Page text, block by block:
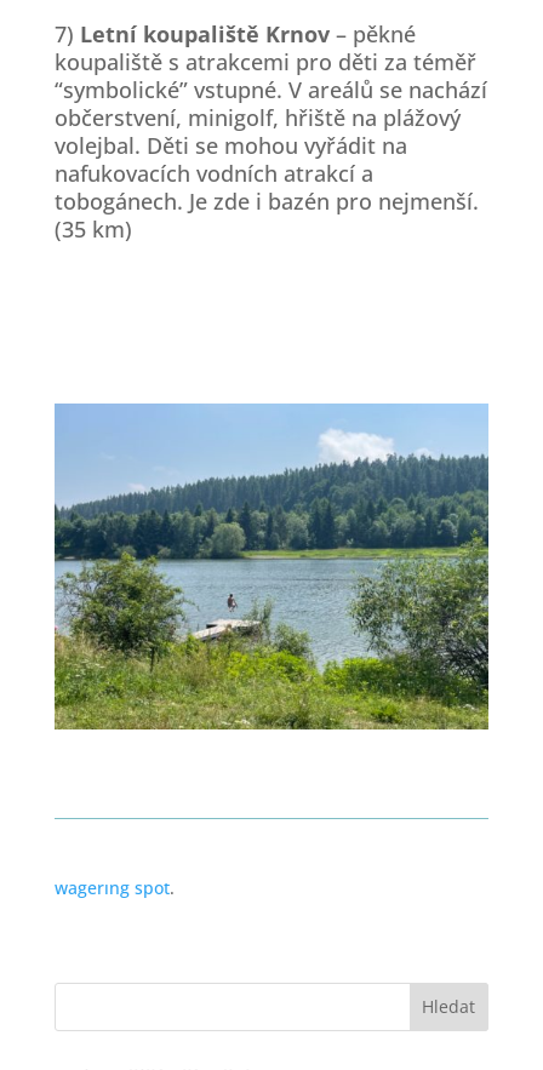
7) Letní koupaliště Krnov– pěkné
koupaliště s atrakcemi pro děti za téměř
“symbolické” vstupné. V areálů se nachází
občerstvení, minigolf, hřiště na plážový
volejbal. Děti se mohou vyřádit na
nafukovacích vodních atrakcí a
tobogánech. Je zde i bazén pro nejmenší.
(35 km)
wagering spot.